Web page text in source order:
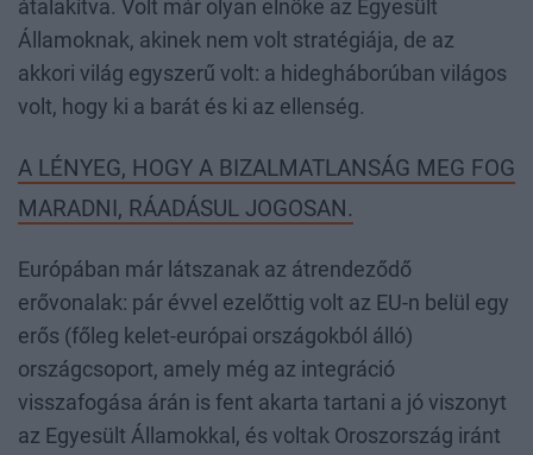
átalakítva. Volt már olyan elnöke az Egyesült
Államoknak, akinek nem volt stratégiája, de az
akkori világ egyszerű volt: a hidegháborúban világos
volt, hogy ki a barát és ki az ellenség.
A LÉNYEG, HOGY A BIZALMATLANSÁG MEG FOG
MARADNI, RÁADÁSUL JOGOSAN.
Európában már látszanak az átrendeződő
erővonalak: pár évvel ezelőttig volt az EU-n belül egy
erős (főleg kelet-európai országokból álló)
országcsoport, amely még az integráció
visszafogása árán is fent akarta tartani a jó viszonyt
az Egyesült Államokkal, és voltak Oroszország iránt